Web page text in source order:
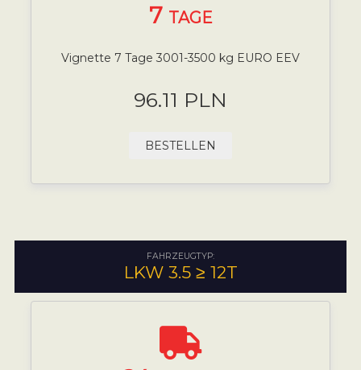
7 TAGE
Vignette 7 Tage 3001-3500 kg EURO EEV
96.11 PLN
BESTELLEN
FAHRZEUGTYP:
LKW 3.5 ≥ 12T